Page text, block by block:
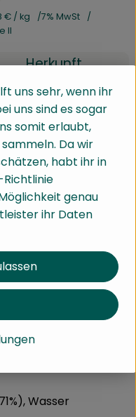
€ / kg
7% MwSt
II
Herkunft
für Menschen
ausgesuchte
Rezept zu
verarbeitet. Die
werden in
Wasser
uns sehr, wenn ihr
uns sind es sogar
somit erlaubt,
Da wir
habt ihr in
genau
ihr Daten